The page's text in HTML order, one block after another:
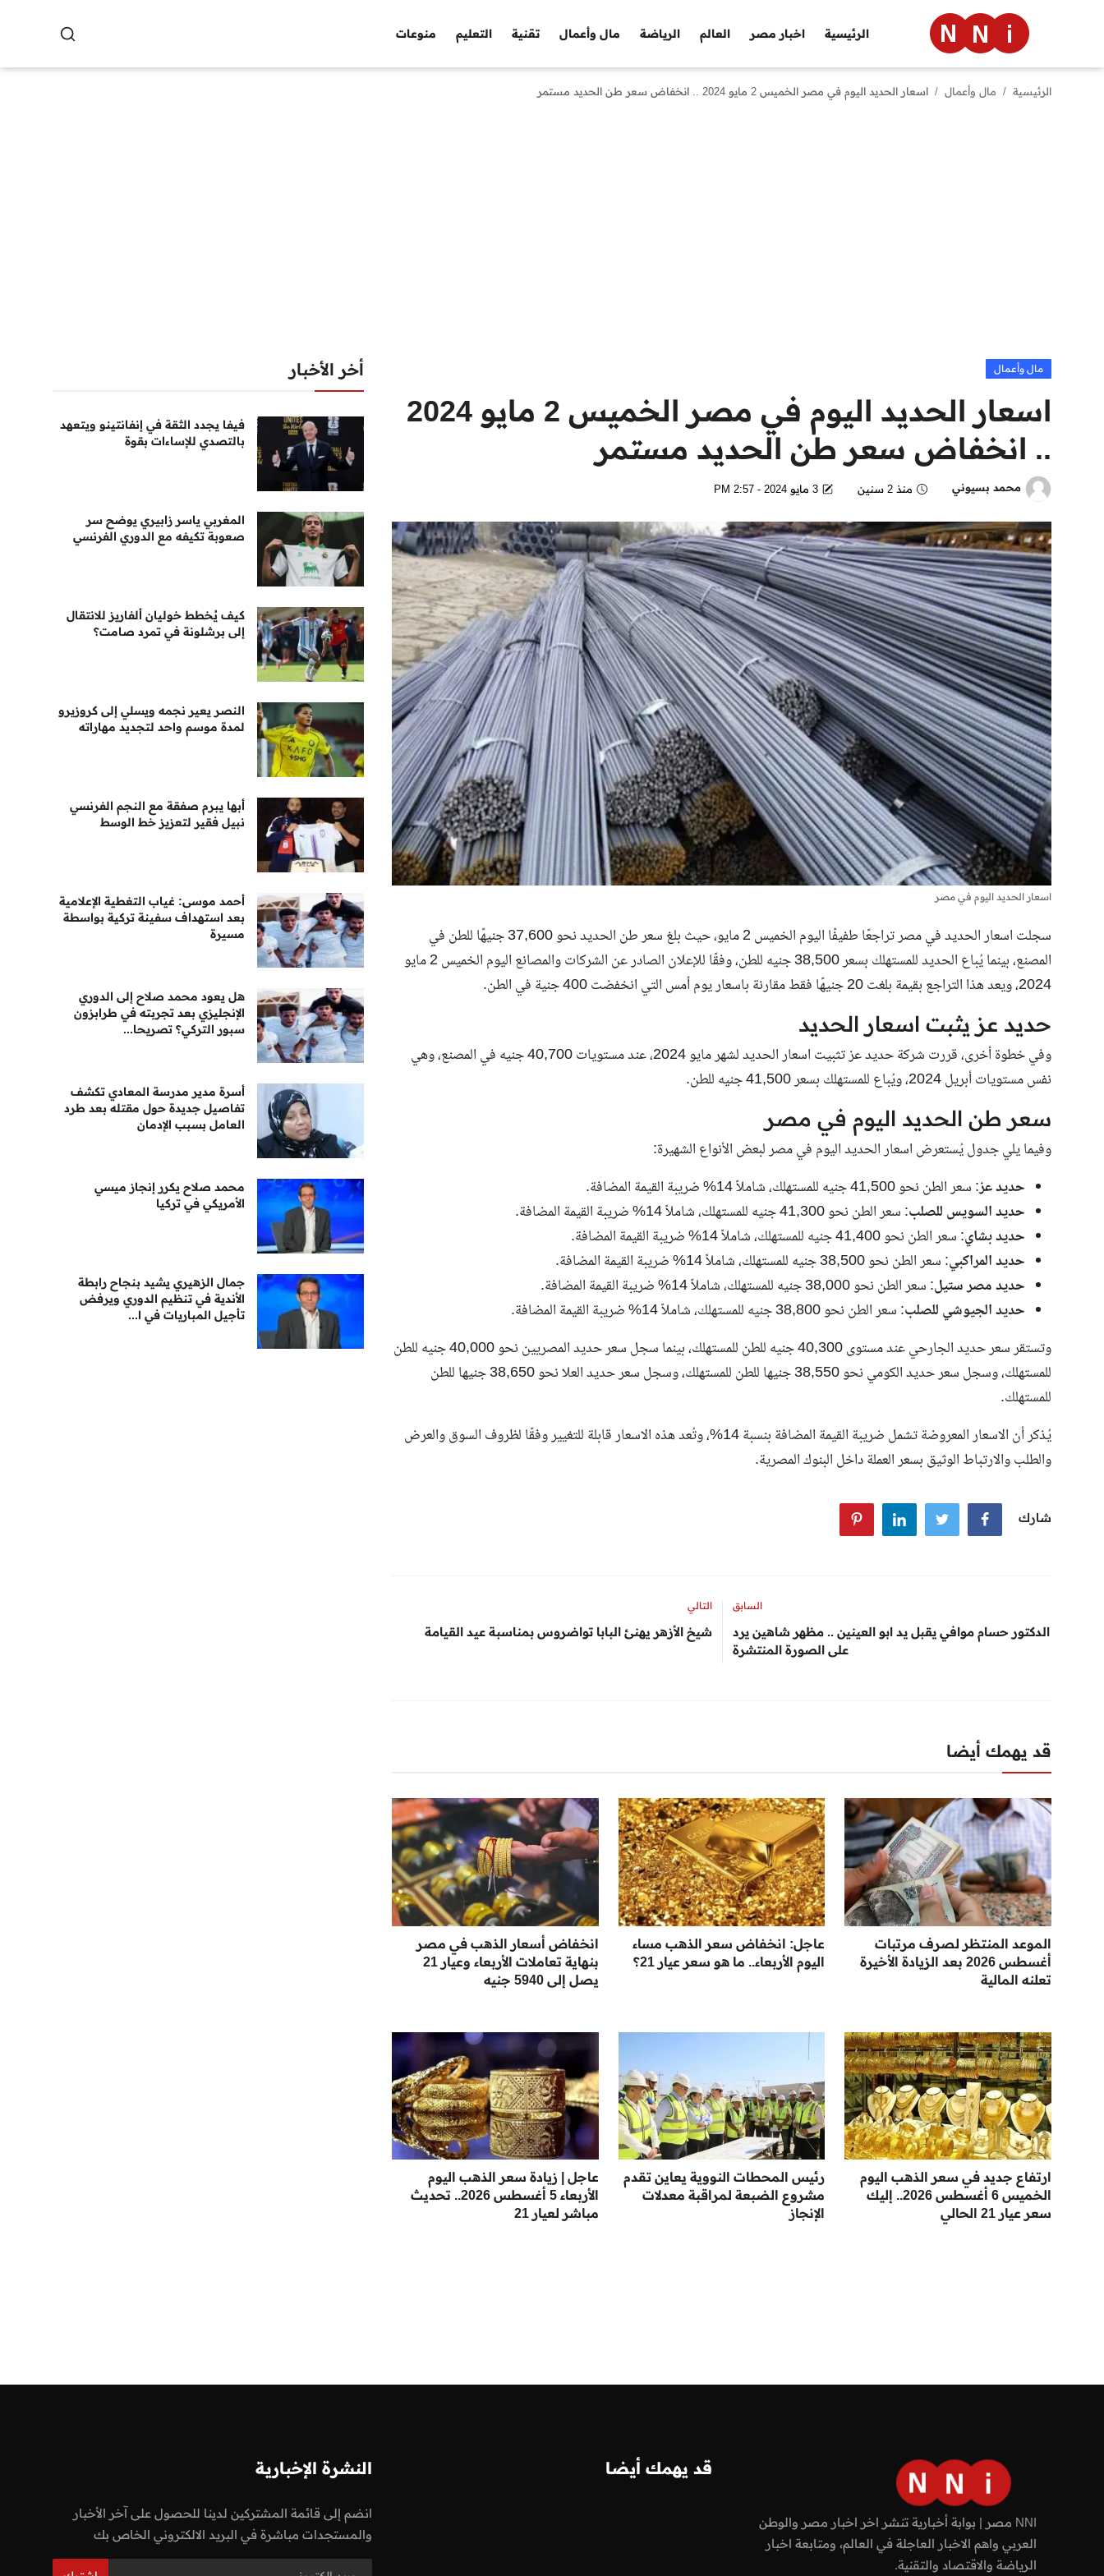
الرئيسية اخبار مصر العالم الرياضة مال وأعمال تقنية التعليم منوعات
منوعات
الرئيسية مال وأعمال اسعار الحديد اليوم في مصر الخميس 2 مايو 2024 .. انخفاض سعر طن الحديد مستمر
مال وأعمال
اسعار الحديد اليوم في مصر الخميس 2 مايو 2024
.. انخفاض سعر طن الحديد مستمر
محمد بسيوني منذ 2 سنين 3 مايو 2024 - 2:57 PM
اسعار الحديد اليوم في مصر
سجلت اسعار الحديد في مصر تراجعًا طفيفًا اليوم الخميس 2 مايو، حيث بلغ سعر طن الحديد
نحو 37,600 جنيهًا للطن في
المصنع، بينما يُباع الحديد للمستهلك بسعر 38,500 جنيه للطن، وفقًا للإعلان الصادر عن الشركات والمصانع اليوم الخميس 2 مايو
2024، ويعد هذا التراجع بقيمة بلغت 20 جنيهًا فقط مقارنة باسعار يوم أمس التي انخفضت 400 جنية في الطن.
حديد عز يثبت اسعار الحديد
وفي خطوة أخرى، قررت شركة حديد عز تثبيت اسعار الحديد لشهر مايو 2024، عند مستويات 40,700 جنيه في المصنع، وهي
نفس مستويات أبريل 2024، ويُباع للمستهلك بسعر 41,500 جنيه للطن.
سعر طن الحديد اليوم في مصر
وفيما يلي جدول يُستعرض اسعار الحديد اليوم في مصر لبعض الأنواع الشهيرة:
حديد عز: سعر الطن نحو 41,500 جنيه للمستهلك، شاملاً 14% ضريبة القيمة المضافة.
حديد السويس للصلب: سعر الطن نحو 41,300 جنيه للمستهلك، شاملاً 14% ضريبة القيمة المضافة.
حديد بشاي: سعر الطن نحو 41,400 جنيه للمستهلك، شاملاً 14% ضريبة القيمة المضافة.
حديد المراكبي: سعر الطن نحو 38,500 جنيه للمستهلك، شاملاً 14% ضريبة القيمة المضافة.
حديد مصر ستيل: سعر الطن نحو 38,000 جنيه للمستهلك، شاملاً 14% ضريبة القيمة المضافة.
حديد الجيوشي للصلب: سعر الطن نحو 38,800 جنيه للمستهلك، شاملاً 14% ضريبة القيمة المضافة.
وتستقر سعر حديد الجارحي عند مستوى 40,300 جنيه للطن للمستهلك، بينما سجل سعر حديد المصريين نحو 40,000 جنيه للطن
للمستهلك، وسجل سعر حديد الكومي نحو 38,550 جنيها للطن للمستهلك، وسجل سعر حديد العلا نحو 38,650 جنيها للطن
للمستهلك.
يُذكر أن الاسعار المعروضة تشمل ضريبة القيمة المضافة بنسبة 14%، وتُعد هذه الاسعار قابلة للتغيير وفقًا لظروف السوق والعرض
والطلب والارتباط الوثيق بسعر العملة داخل البنوك المصرية.
شارك
السابق
الدكتور حسام موافي يقبل يد ابو العينين .. مظهر شاهين يرد
على الصورة المنتشرة
التالي
شيخ الأزهر يهنئ البابا تواضروس بمناسبة عيد القيامة
قد يهمك أيضا
الموعد المنتظر لصرف مرتبات
أغسطس 2026 بعد الزيادة الأخيرة
تعلنه المالية
عاجل: انخفاض سعر الذهب مساء
اليوم الأربعاء.. ما هو سعر عيار 21؟
انخفاض أسعار الذهب في مصر
بنهاية تعاملات الأربعاء وعيار 21
يصل إلى 5940 جنيه
ارتفاع جديد في سعر الذهب اليوم
الخميس 6 أغسطس 2026.. إليك
سعر عيار 21 الحالي
رئيس المحطات النووية يعاين تقدم
مشروع الضبعة لمراقبة معدلات
الإنجاز
عاجل | زيادة سعر الذهب اليوم
الأربعاء 5 أغسطس 2026.. تحديث
مباشر لعيار 21
أخر الأخبار
فيفا يجدد الثقة في إنفانتينو ويتعهد
بالتصدي للإساءات بقوة
المغربي ياسر زابيري يوضح سر
صعوبة تكيفه مع الدوري الفرنسي
كيف يُخطط خوليان ألفاريز للانتقال
إلى برشلونة في تمرد صامت؟
النصر يعير نجمه ويسلي إلى كروزيرو
لمدة موسم واحد لتجديد مهاراته
أبها يبرم صفقة مع النجم الفرنسي
نبيل فقير لتعزيز خط الوسط
أحمد موسى: غياب التغطية الإعلامية
بعد استهداف سفينة تركية بواسطة
مسيرة
هل يعود محمد صلاح إلى الدوري
الإنجليزي بعد تجربته في طرابزون
سبور التركي؟ تصريحا...
أسرة مدير مدرسة المعادي تكشف
تفاصيل جديدة حول مقتله بعد طرد
العامل بسبب الإدمان
محمد صلاح يكرر إنجاز ميسي
الأمريكي في تركيا
جمال الزهيري يشيد بنجاح رابطة
الأندية في تنظيم الدوري ويرفض
تأجيل المباريات في ا...
NNI مصر | بوابة أخبارية تنشر اخر اخبار مصر والوطن
العربي واهم الاخبار العاجلة في العالم، ومتابعة اخبار
الرياضة والاقتصاد والتقنية.
قد يهمك أيضا النشرة الإخبارية
انضم إلى قائمة المشتركين لدينا للحصول على آخر الأخبار
والمستجدات مباشرة في البريد الالكتروني الخاص بك